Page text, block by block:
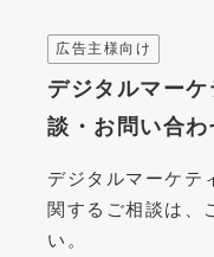
広告主様向け
デジタルマー
談・お問い合わ
デジタルマーケテ
関するご相談は、
い。